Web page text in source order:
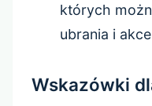
których
ubrania i
Wskazówki